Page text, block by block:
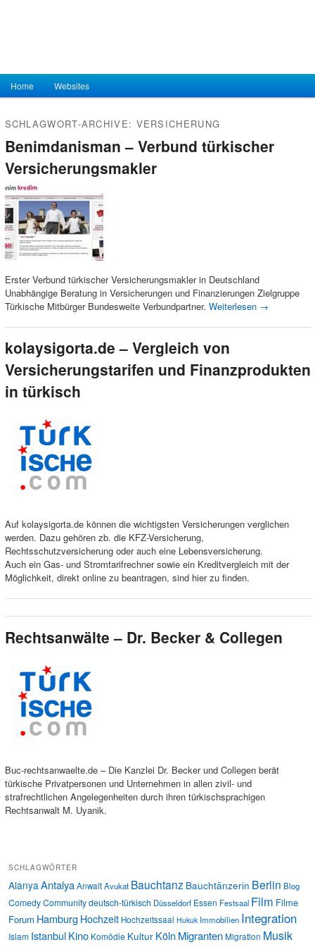
Hauptmenü
Zum Inhalt wechseln
Zum sekundären Inhalt wechseln
Home Websites
SCHLAGWORT-ARCHIVE: VERSICHERUNG
Benimdanisman – Verbund türkischer
Versicherungsmakler
Erster Verbund türkischer Versicherungsmakler in Deutschland
Unabhängige Beratung in Versicherungen und Finanzierungen Zielgruppe
Türkische Mitbürger Bundesweite Verbundpartner. Weiterlesen →
kolaysigorta.de – Vergleich von
Versicherungstarifen und Finanzprodukten
in türkisch
Auf kolaysigorta.de können die wichtigsten Versicherungen verglichen
werden. Dazu gehören zb. die KFZ-Versicherung,
Rechtsschutzversicherung oder auch eine Lebensversicherung.
Auch ein Gas- und Stromtarifrechner sowie ein Kreditvergleich mit der
Möglichkeit, direkt online zu beantragen, sind hier zu finden.
Rechtsanwälte – Dr. Becker & Collegen
Buc-rechtsanwaelte.de – Die Kanzlei Dr. Becker und Collegen berät
türkische Privatpersonen und Unternehmen in allen zivil- und
strafrechtlichen Angelegenheiten durch ihren türkischsprachigen
Rechtsanwalt M. Uyanik.
SCHLAGWÖRTER
AlanyaAntalyaAnwaltAvukat Bauchtanz Bauchtänzerin Berlin Blog
ComedyCommunitydeutsch-türkisch Düsseldorf Essen Festsaal Film Filme
Forum Hamburg Hochzeit Hochzeitssaal Hukuk Immobilien Integration
Islam IstanbulKino Komödie Kultur Köln MigrantenMigration Musik